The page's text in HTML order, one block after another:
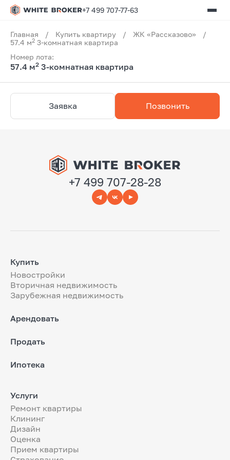
+7 499 707-77-63
Главная / Купить квартиру / ЖК «Рассказово»
/
57.4 м2 3-комнатная квартира
Номер лота:
57.4 м2 3-комнатная квартира
Заявка Позвонить
+7 499 707-28-28
Купить
Новостройки
Вторичная недвижимость
Зарубежная недвижимость
Арендовать
Продать
Ипотека
Услуги
Ремонт квартиры
Клининг
Дизайн
Оценка
Прием квартиры